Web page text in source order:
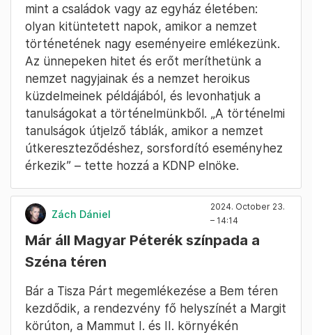
mint a családok vagy az egyház életében:
olyan kitüntetett napok, amikor a nemzet
történetének nagy eseményeire emlékezünk.
Az ünnepeken hitet és erőt meríthetünk a
nemzet nagyjainak és a nemzet heroikus
küzdelmeinek példájából, és levonhatjuk a
tanulságokat a történelmünkből. „A történelmi
tanulságok útjelző táblák, amikor a nemzet
útkereszteződéshez, sorsfordító eseményhez
érkezik” – tette hozzá a KDNP elnöke.
Zách Dániel
2024. October 23.
– 14:14
Már áll Magyar Péterék színpada a
Széna téren
Bár a Tisza Párt megemlékezése a Bem téren
kezdődik, a rendezvény fő helyszínét a Margit
körúton, a Mammut I. és II. környékén